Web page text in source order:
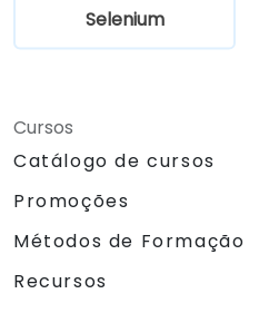
Selenium
Cursos
Catálogo de cursos
Promoções
Métodos de Formação
Recursos